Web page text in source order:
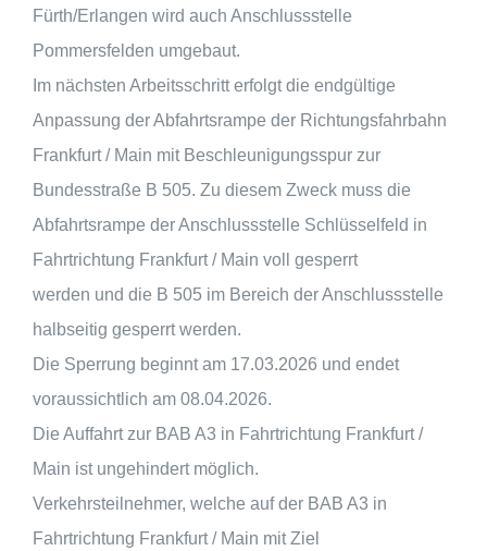
Fürth/Erlangen wird auch Anschlussstelle
Pommersfelden umgebaut.
Im nächsten Arbeitsschritt erfolgt die endgültige
Anpassung der Abfahrtsrampe der Richtungsfahrbahn
Frankfurt / Main mit Beschleunigungsspur zur
Bundesstraße B 505. Zu diesem Zweck muss die
Abfahrtsrampe der Anschlussstelle Schlüsselfeld in
Fahrtrichtung Frankfurt / Main voll gesperrt
werden und die B 505 im Bereich der Anschlussstelle
halbseitig gesperrt werden.
Die Sperrung beginnt am 17.03.2026 und endet
voraussichtlich am 08.04.2026.
Die Auffahrt zur BAB A3 in Fahrtrichtung Frankfurt /
Main ist ungehindert möglich.
Verkehrsteilnehmer, welche auf der BAB A3 in
Fahrtrichtung Frankfurt / Main mit Ziel